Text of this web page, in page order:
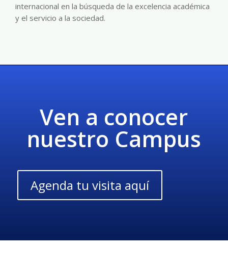
internacional en la búsqueda de la excelencia académica
y el servicio a la sociedad.
Ven a conocer
nuestro Campus
Agenda tu visita aquí